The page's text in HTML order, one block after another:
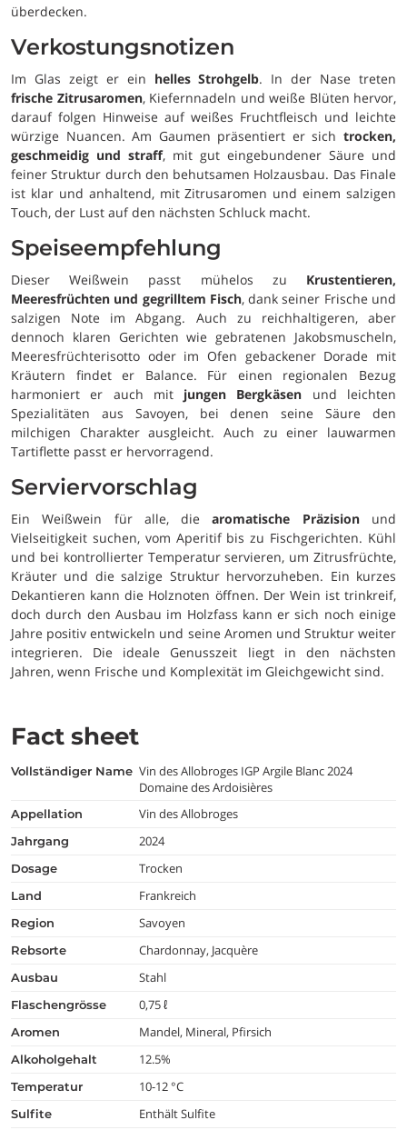
überdecken.
Verkostungsnotizen
Im Glas zeigt er ein helles Strohgelb. In der Nase treten
frische Zitrusaromen, Kiefernnadeln und weiße Blüten hervor,
darauf folgen Hinweise auf weißes Fruchtfleisch und leichte
würzige Nuancen. Am Gaumen präsentiert er sich trocken,
geschmeidig und straff, mit gut eingebundener Säure und
feiner Struktur durch den behutsamen Holzausbau. Das Finale
ist klar und anhaltend, mit Zitrusaromen und einem salzigen
Touch, der Lust auf den nächsten Schluck macht.
Speiseempfehlung
Dieser Weißwein passt mühelos zu Krustentieren,
Meeresfrüchten und gegrilltem Fisch, dank seiner Frische und
salzigen Note im Abgang. Auch zu reichhaltigeren, aber
dennoch klaren Gerichten wie gebratenen Jakobsmuscheln,
Meeresfrüchterisotto oder im Ofen gebackener Dorade mit
Kräutern findet er Balance. Für einen regionalen Bezug
harmoniert er auch mit jungen Bergkäsen und leichten
Spezialitäten aus Savoyen, bei denen seine Säure den
milchigen Charakter ausgleicht. Auch zu einer lauwarmen
Tartiflette passt er hervorragend.
Serviervorschlag
Ein Weißwein für alle, diearomatische Präzisionund
Vielseitigkeit suchen, vom Aperitif bis zu Fischgerichten. Kühl
und bei kontrollierter Temperatur servieren, um Zitrusfrüchte,
Kräuter und die salzige Struktur hervorzuheben. Ein kurzes
Dekantieren kann die Holznoten öffnen. Der Wein ist trinkreif,
doch durch den Ausbau im Holzfass kann er sich noch einige
Jahre positiv entwickeln und seine Aromen und Struktur weiter
integrieren. Die ideale Genusszeit liegt in den nächsten
Jahren, wenn Frische und Komplexität im Gleichgewicht sind.
Fact sheet
vollständiger Name Vin des Allobroges IGP Argile Blanc 2024
Domaine des Ardoisières
appellation Vin des Allobroges
jahrgang 2024
dosage Trocken
land Frankreich
region Savoyen
rebsorte Chardonnay, Jacquère
ausbau Stahl
flaschengrösse 0,75 ℓ
aromen Mandel, Mineral, Pfirsich
alkoholgehalt 12.5%
temperatur 10-12 °C
Sulfite Enthält Sulfite